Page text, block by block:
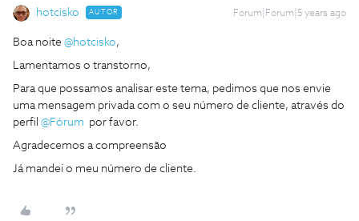
hotcisko AUTOR Forum|Forum|5 years ago
Boa noite @hotcisko,
Lamentamos o transtorno,
Para que possamos analisar este tema, pedimos que nos envie
uma mensagem privada com o seu número de cliente, através do
perfil @Fórum por favor.
Agradecemos a compreensão
Já mandei o meu número de cliente.